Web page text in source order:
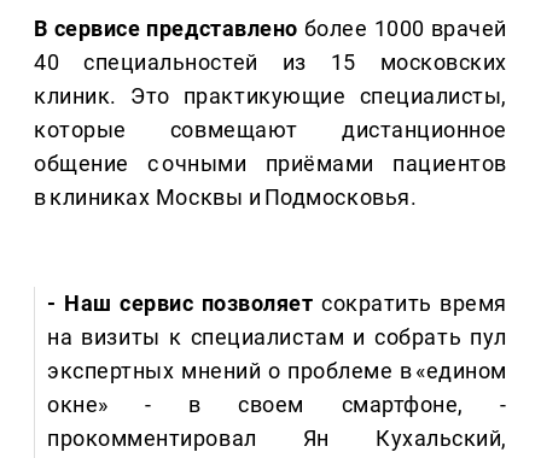
В сервисе представлено более 1000 врачей
40 специальностей из 15 московских
клиник. Это практикующие специалисты,
которые совмещают дистанционное
общение с очными приёмами пациентов
в клиниках Москвы и Подмосковья.
- Наш сервис позволяет сократить время
на визиты к специалистам и собрать пул
экспертных мнений о проблеме в «едином
окне» - в своем смартфоне, -
прокомментировал Ян Кухальский,